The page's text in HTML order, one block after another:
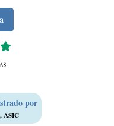
por
ASIC